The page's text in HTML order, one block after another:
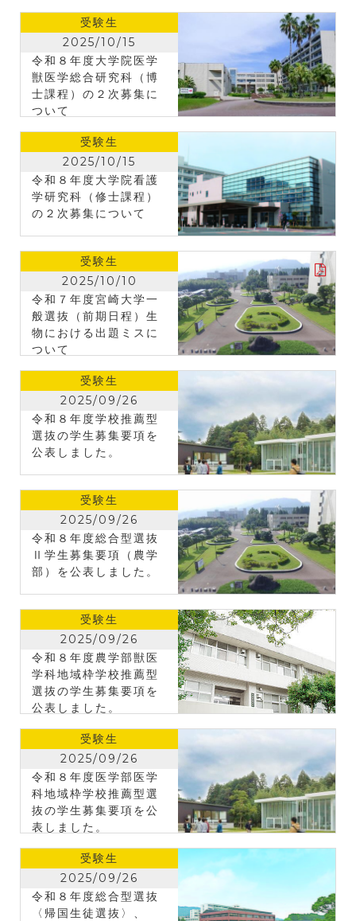
受験生
2025/10/15
令和８年度大学院医学
獣医学総合研究科（博
士課程）の２次募集に
ついて
受験生
2025/10/15
令和８年度大学院看護
学研究科（修士課程）
の２次募集について
受験生
2025/10/10
令和７年度宮崎大学一
般選抜（前期日程）生
物における出題ミスに
ついて
受験生
2025/09/26
令和８年度学校推薦型
選抜の学生募集要項を
公表しました。
受験生
2025/09/26
令和８年度総合型選抜
Ⅱ学生募集要項（農学
部）を公表しました。
受験生
2025/09/26
令和８年度農学部獣医
学科地域枠学校推薦型
選抜の学生募集要項を
公表しました。
受験生
2025/09/26
令和８年度医学部医学
科地域枠学校推薦型選
抜の学生募集要項を公
表しました。
受験生
2025/09/26
令和８年度総合型選抜
〈帰国生徒選抜〉、